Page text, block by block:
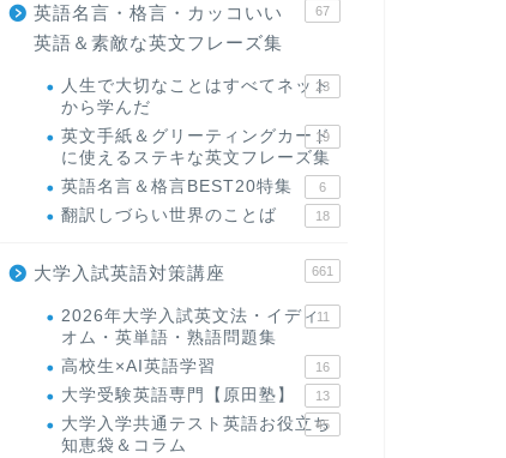
英語名言・格言・カッコいい
英語＆素敵な英文フレーズ集
67
人生で大切なことはすべてネット
から学んだ
23
英文手紙＆グリーティングカード
に使えるステキな英文フレーズ集
19
英語名言＆格言BEST20特集 6
翻訳しづらい世界のことば 18
大学入試英語対策講座 661
2026年大学入試英文法・イディ
オム・英単語・熟語問題集
11
高校生×AI英語学習 16
大学受験英語専門【原田塾】 13
大学入学共通テスト英語お役立ち
知恵袋＆コラム
45